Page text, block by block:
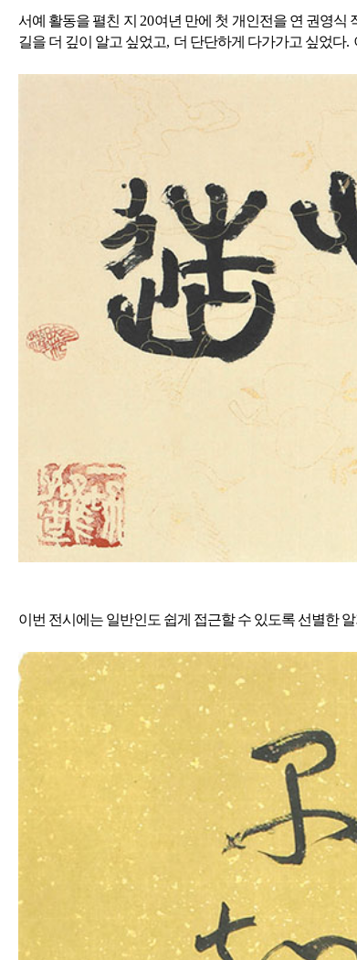
서예 활동을 펼친 지 20여년 만에 첫 개인전을 연 권영식
길을 더 깊이 알고 싶었고, 더 단단하게 다가가고 싶었다.
이번 전시에는 일반인도 쉽게 접근할 수 있도록 선별한